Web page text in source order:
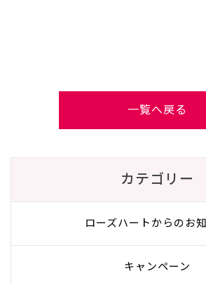
一覧へ戻る
カテゴリー
ローズハートからのお
キャンペーン